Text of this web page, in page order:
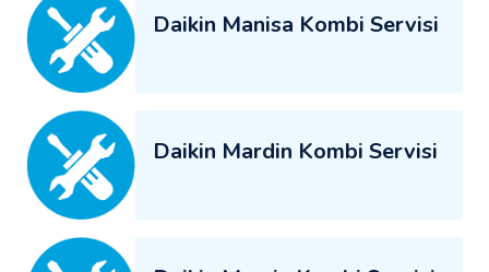
Daikin Manisa Kombi Servisi
Daikin Mardin Kombi Servisi